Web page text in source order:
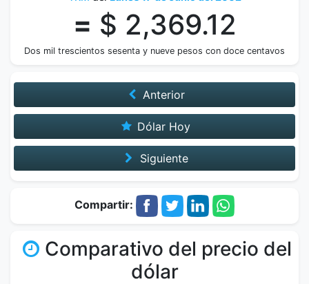
= $ 2,369.12
Dos mil trescientos sesenta y nueve pesos con doce centavos
Anterior
Dólar Hoy
Siguiente
Compartir:
Comparativo del precio del
dólar